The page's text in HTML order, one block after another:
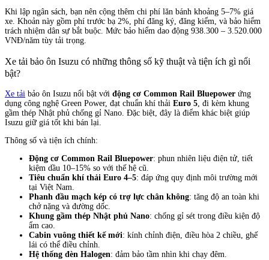
Khi lập ngân sách, bạn nên cộng thêm chi phí lăn bánh khoảng 5–7% giá
xe. Khoản này gồm phí trước bạ 2%, phí đăng ký, đăng kiểm, và bảo hiểm
trách nhiệm dân sự bắt buộc. Mức bảo hiểm dao động 938.300 – 3.520.000
VNĐ/năm tùy tải trọng.
Xe tải bảo ôn Isuzu có những thông số kỹ thuật và tiện ích gì nổi
bật?
Xe tải bảo ôn Isuzu nổi bật với động cơ Common Rail Bluepower ứng
dụng công nghệ Green Power, đạt chuẩn khí thải Euro 5, đi kèm khung
gầm thép Nhật phủ chống gỉ Nano. Đặc biệt, đây là điểm khác biệt giúp
Isuzu giữ giá tốt khi bán lại.
Thông số và tiện ích chính:
Động cơ Common Rail Bluepower: phun nhiên liệu điện tử, tiết
kiệm dầu 10–15% so với thế hệ cũ.
Tiêu chuẩn khí thải Euro 4–5: đáp ứng quy định môi trường mới
tại Việt Nam.
Phanh đầu mạch kép có trợ lực chân không: tăng độ an toàn khi
chở nặng và đường dốc.
Khung gầm thép Nhật phủ Nano: chống gỉ sét trong điều kiện độ
ẩm cao.
Cabin vuông thiết kế mới: kính chỉnh điện, điều hòa 2 chiều, ghế
lái có thể điều chỉnh.
Hệ thống đèn Halogen: đảm bảo tầm nhìn khi chạy đêm.